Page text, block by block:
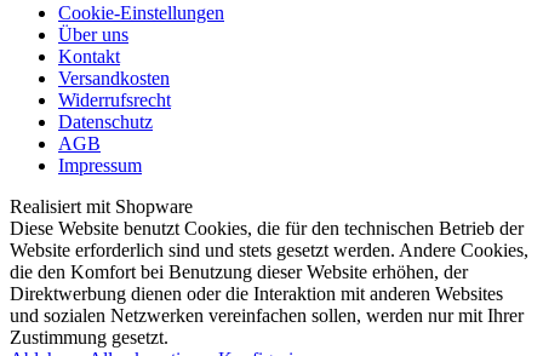
Cookie-Einstellungen
Über uns
Kontakt
Versandkosten
Widerrufsrecht
Datenschutz
AGB
Impressum
Realisiert mit Shopware
Diese Website benutzt Cookies, die für den technischen Betrieb der
Website erforderlich sind und stets gesetzt werden. Andere Cookies,
die den Komfort bei Benutzung dieser Website erhöhen, der
Direktwerbung dienen oder die Interaktion mit anderen Websites
und sozialen Netzwerken vereinfachen sollen, werden nur mit Ihrer
Zustimmung gesetzt.